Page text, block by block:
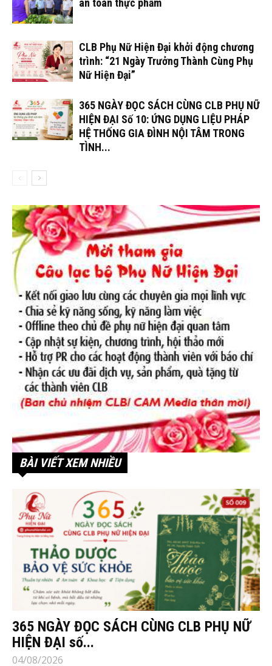
CLB Phụ Nữ Hiện Đại khởi động chương
trình: “21 Ngày Trưởng Thành Cùng Phụ
Nữ Hiện Đại”
365 NGÀY ĐỌC SÁCH CÙNG CLB PHỤ NỮ
HIỆN ĐẠI Số 10: ỨNG DỤNG LIỆU PHÁP
HỆ THỐNG GIA ĐÌNH NỘI TÂM TRONG
TÌNH...
BÀI VIẾT XEM NHIỀU
365 NGÀY ĐỌC SÁCH CÙNG CLB PHỤ NỮ
HIỆN ĐẠI số...
04/08/2026